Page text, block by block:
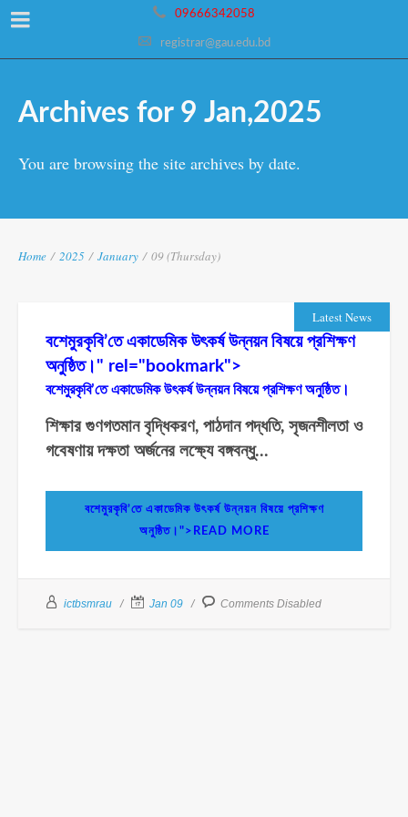
09666342058
registrar@gau.edu.bd
Archives for 9 Jan,2025
You are browsing the site archives by date.
Home / 2025 / January / 09 (Thursday)
Latest News
বশেমুরকৃবি’তে একাডেমিক উৎকর্ষ উন্নয়ন বিষয়ে প্রশিক্ষণ
অনুষ্ঠিত। " rel="bookmark">
বশেমুরকৃবি’তে একাডেমিক উৎকর্ষ উন্নয়ন বিষয়ে প্রশিক্ষণ অনুষ্ঠিত।
শিক্ষার গুণগতমান বৃদ্ধিকরণ, পাঠদান পদ্ধতি, সৃজনশীলতা ও
গবেষণায় দক্ষতা অর্জনের লক্ষ্যে বঙ্গবন্ধু...
বশেমুরকৃবি’তে একাডেমিক উৎকর্ষ উন্নয়ন বিষয়ে প্রশিক্ষণ
অনুষ্ঠিত। ">READ MORE
ictbsmrau Jan 09 Comments Disabled